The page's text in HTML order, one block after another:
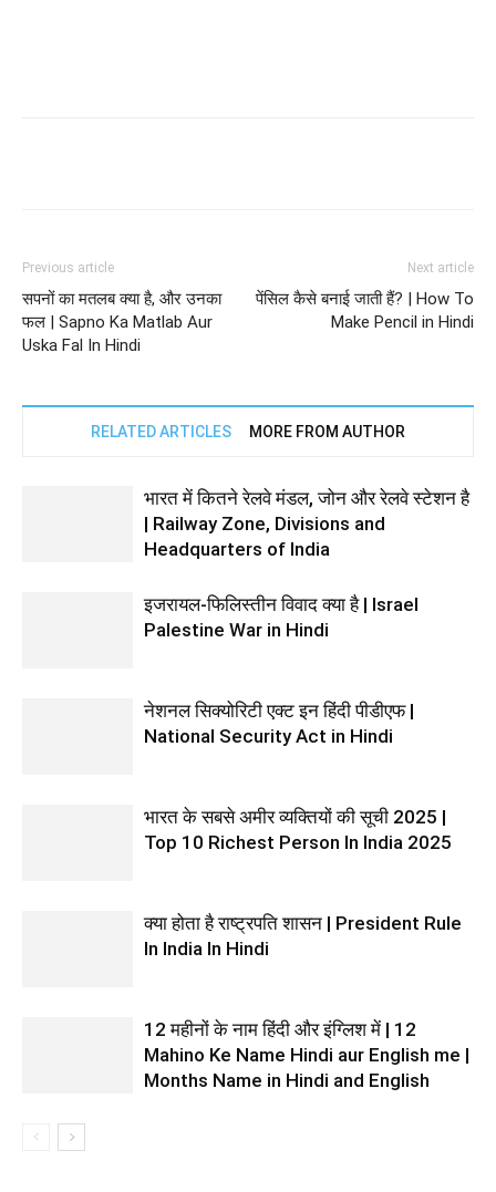
Previous article
सपनों का मतलब क्या है, और उनका
फल | Sapno Ka Matlab Aur
Uska Fal In Hindi
Next article
पेंसिल कैसे बनाई जाती हैं? | How To
Make Pencil in Hindi
RELATED ARTICLES MORE FROM AUTHOR
भारत में कितने रेलवे मंडल, जोन और रेलवे स्टेशन है
| Railway Zone, Divisions and
Headquarters of India
इजरायल-फिलिस्तीन विवाद क्या है | Israel
Palestine War in Hindi
नेशनल सिक्योरिटी एक्ट इन हिंदी पीडीएफ |
National Security Act in Hindi
भारत के सबसे अमीर व्यक्तियों की सूची 2025 |
Top 10 Richest Person In India 2025
क्या होता है राष्ट्रपति शासन | President Rule
In India In Hindi
12 महीनों के नाम हिंदी और इंग्लिश में | 12
Mahino Ke Name Hindi aur English me |
Months Name in Hindi and English